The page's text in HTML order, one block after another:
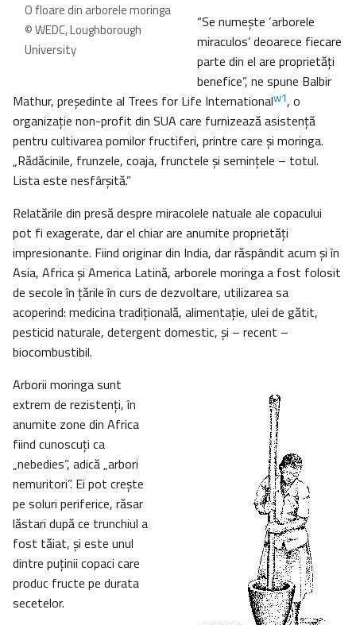
O floare din arborele moringa
© WEDC, Loughborough
University
“Se numeşte ‘arborele
miraculos’ deoarece fiecare
parte din el are proprietăţi
benefice”, ne spune Balbir
Mathur, preşedinte al Trees for Life Internationalw1, o
organizaţie non-profit din SUA care furnizează asistenţă
pentru cultivarea pomilor fructiferi, printre care şi moringa.
„Rădăcinile, frunzele, coaja, frunctele şi seminţele – totul.
Lista este nesfârşită.”
Relatările din presă despre miracolele natuale ale copacului
pot fi exagerate, dar el chiar are anumite proprietăţi
impresionante. Fiind originar din India, dar răspândit acum şi în
Asia, Africa şi America Latină, arborele moringa a fost folosit
de secole în ţările în curs de dezvoltare, utilizarea sa
acoperind: medicina tradiţională, alimentaţie, ulei de gătit,
pesticid naturale, detergent domestic, şi – recent –
biocombustibil.
Arborii moringa sunt
extrem de rezistenţi, în
anumite zone din Africa
fiind cunoscuţi ca
„nebedies”, adică „arbori
nemuritori”. Ei pot creşte
pe soluri periferice, răsar
lăstari după ce trunchiul a
fost tăiat, şi este unul
dintre puţinii copaci care
produc fructe pe durata
secetelor.